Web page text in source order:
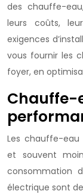
des chauffe-
leurs coûts,
exigences
vous fournir les
foyer, en
Chauffe-
Les chauffe-
et souvent
consommation
électrique sont